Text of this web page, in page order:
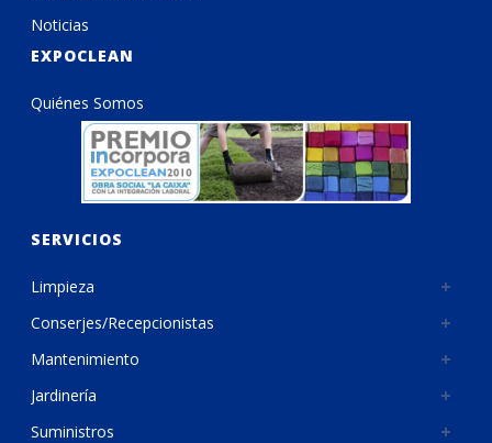
Noticias
EXPOCLEAN
Quiénes Somos
SERVICIOS
Limpieza
Conserjes/Recepcionistas
Mantenimiento
Jardinería
Suministros